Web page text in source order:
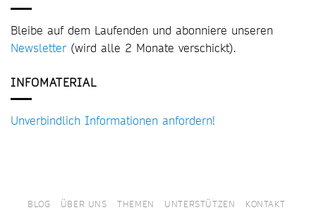
Bleibe auf dem Laufenden und abonniere unseren
Newsletter (wird alle 2 Monate verschickt).
INFOMATERIAL
Unverbindlich Informationen anfordern!
BLOG ÜBER UNS THEMEN UNTERSTÜTZEN
KONTAKT